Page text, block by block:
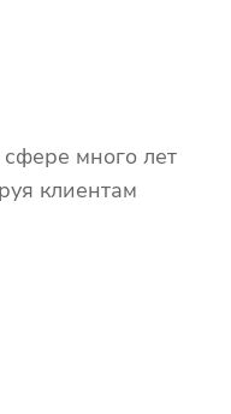
много лет
клиентам